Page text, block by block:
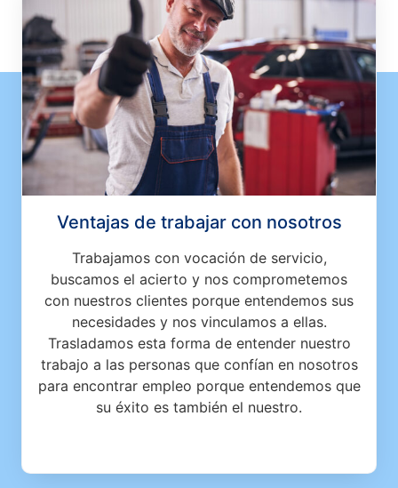
Ventajas de trabajar con nosotros
Trabajamos con vocación de servicio,
buscamos el acierto y nos comprometemos
con nuestros clientes porque entendemos sus
necesidades y nos vinculamos a ellas.
Trasladamos esta forma de entender nuestro
trabajo a las personas que confían en nosotros
para encontrar empleo porque entendemos que
su éxito es también el nuestro.